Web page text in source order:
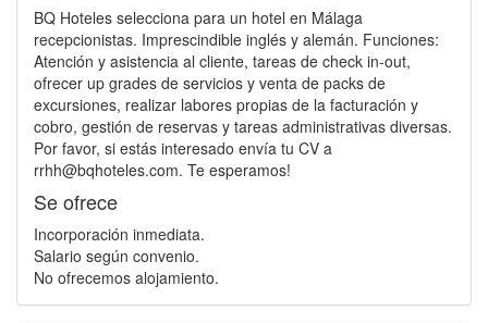
BQ Hoteles selecciona para un hotel en Málaga
recepcionistas. Imprescindible inglés y alemán. Funciones:
Atención y asistencia al cliente, tareas de check in-out,
ofrecer up grades de servicios y venta de packs de
excursiones, realizar labores propias de la facturación y
cobro, gestión de reservas y tareas administrativas diversas.
Por favor, si estás interesado envía tu CV a
rrhh@bqhoteles.com. Te esperamos!
Se ofrece
Incorporación inmediata.
Salario según convenio.
No ofrecemos alojamiento.